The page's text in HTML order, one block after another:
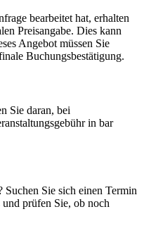
bearbeitet hat, erhalten
Preisangabe. Dies kann
Angebot müssen Sie
Buchungsbestätigung.
Sie daran, bei
in bar
Suchen Sie sich einen Termin
prüfen Sie, ob noch